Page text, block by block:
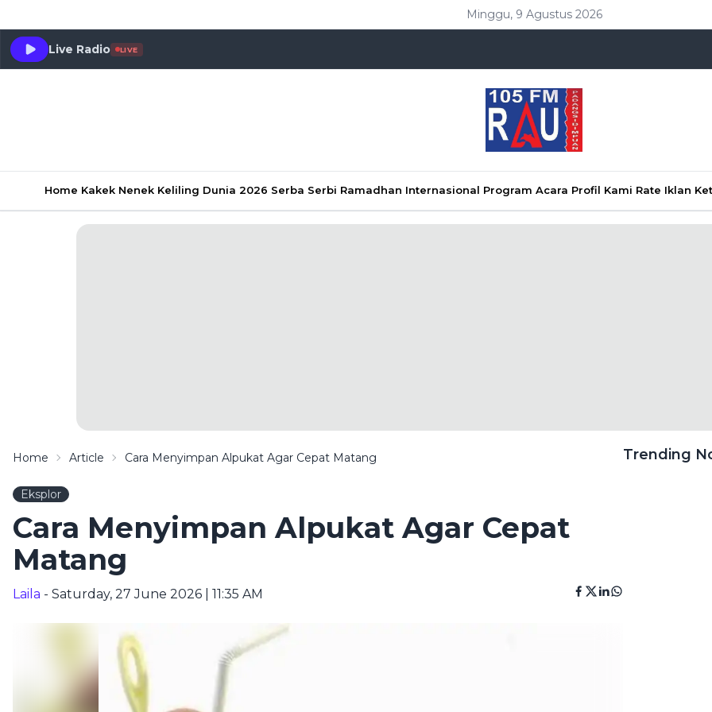
Minggu, 9 Agustus 2026
Live Radio LIVE
Home Kakek Nenek Keliling Dunia 2026 Serba Serbi Ramadhan Internasional Program Acara Profil Kami Rate Iklan
Home Article Cara Menyimpan Alpukat Agar Cepat Matang
Eksplor
Cara Menyimpan Alpukat Agar Cepat
Matang
Laila - Saturday, 27 June 2026 | 11:35 AM
Trending